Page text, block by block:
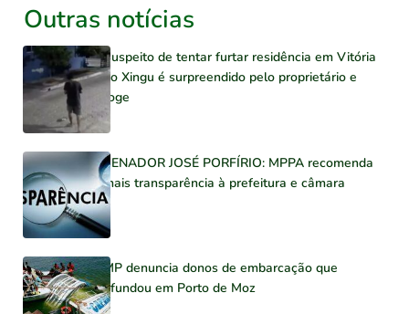
Outras notícias
Suspeito de tentar furtar residência em Vitória
do Xingu é surpreendido pelo proprietário e
foge
SENADOR JOSÉ PORFÍRIO: MPPA recomenda
mais transparência à prefeitura e câmara
MP denuncia donos de embarcação que
afundou em Porto de Moz